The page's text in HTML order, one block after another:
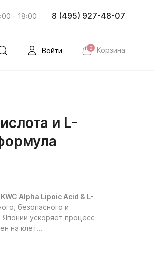
- 18:00 8 (495) 927-48-07
Войти 0 Корзина
и L-
Alpha Lipoic Acid & L-
безопасного и
ускоряет процесс
на клет...